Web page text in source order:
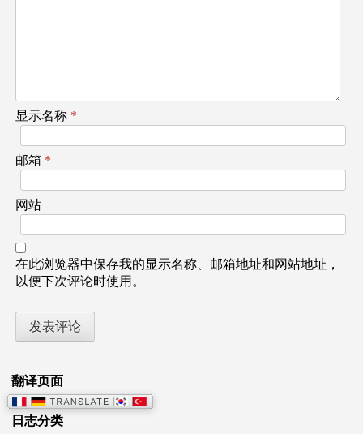
显示名称 *
邮箱 *
网站
在此浏览器中保存我的显示名称、邮箱地址和网站地址，
以便下次评论时使用。
翻译页面
日志分类